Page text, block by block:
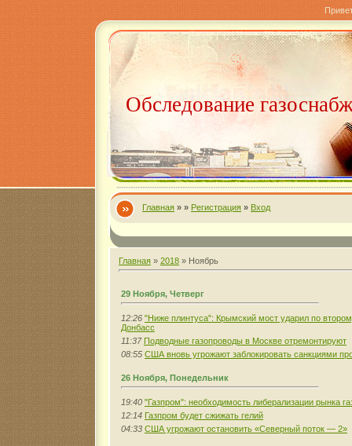
Обследование
Главная » » Регистрация » Вход
Главная » 2018 » Ноябрь
29 Ноября, Четверг
12:26 "Ниже плинтуса": Крымский мост ударил по
Донбасс
11:37 Подводные газопроводы в Москве отремонтируют
08:55 США вновь угрожают заблокировать санкциями
26 Ноября, Понедельник
19:40 "Газпром": необходимость либерализации рынка
12:14 Газпром будет сжижать гелий
04:33 США угрожают остановить «Северный поток — 2»